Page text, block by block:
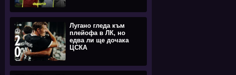
Лугано гледа към
плейофа в ЛК, но
едва ли ще дочака
ЦСКА